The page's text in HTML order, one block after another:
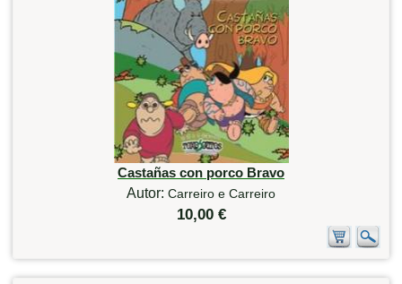
Castañas con porco Bravo
Autor: Carreiro e Carreiro
10,00 €